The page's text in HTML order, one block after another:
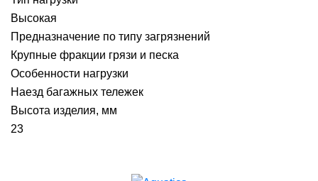
Высокая
Предназначение по типу загрязнений
Крупные фракции грязи и песка
Особенности нагрузки
Наезд багажных тележек
Высота изделия, мм
23